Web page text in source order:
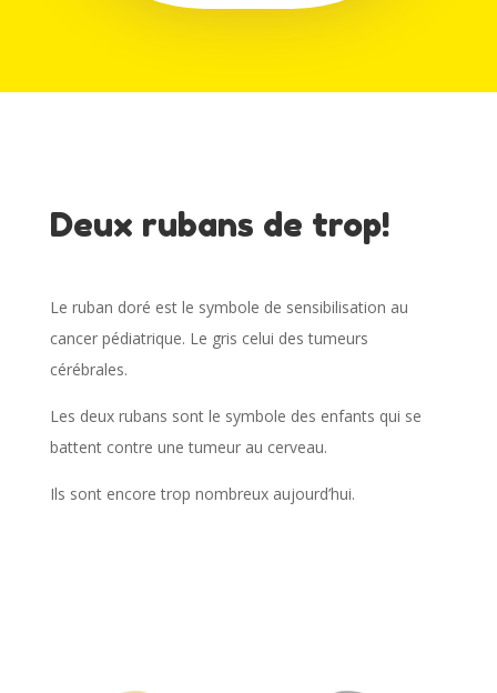
Deux rubans de trop!
Le ruban doré est le symbole de sensibilisation au
cancer pédiatrique. Le gris celui des tumeurs
cérébrales.
Les deux rubans sont le symbole des enfants qui se
battent contre une tumeur au cerveau.
Ils sont encore trop nombreux aujourd’hui.